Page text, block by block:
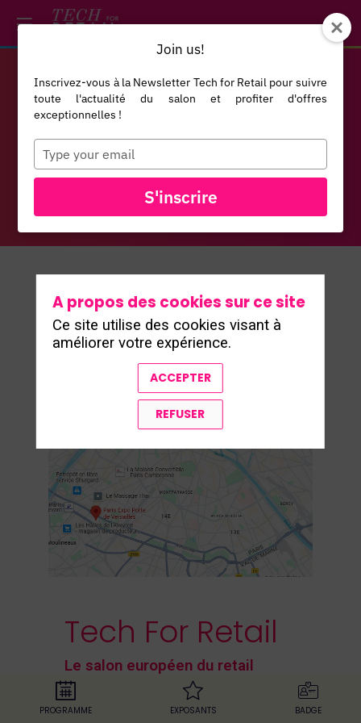
INFORMATIONS
PRATIQUES
Tech For Retail
Le salon européen du retail
24-25 Novembre 2025
Paris Expo • Porte de Versailles •
Hall 4
PROGRAMME EXPOSANTS BADGE
A propos des cookies sur ce site
Ce site utilise des cookies visant à
améliorer votre expérience.
ACCEPTER
REFUSER
*/
Join us!
Inscrivez-vous à la Newsletter Tech for Retail pour suivre
toute l'actualité du salon et profiter d'offres
exceptionnelles !
Type
your
email
S'inscrire